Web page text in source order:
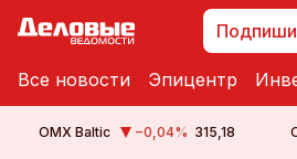
Все новости Эпицентр
OMX Baltic −0,04% 315,18